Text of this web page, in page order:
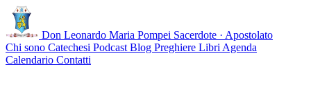
Don Leonardo Maria Pompei Sacerdote · Apostolato
Chi sono Catechesi Podcast Blog Preghiere Libri Agenda
Calendario Contatti